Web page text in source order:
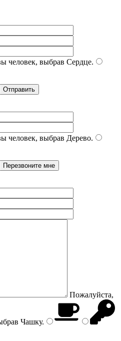
человек, выбрав Сердце.
человек, выбрав Дерево.
Пожалуйста,
Чашку.